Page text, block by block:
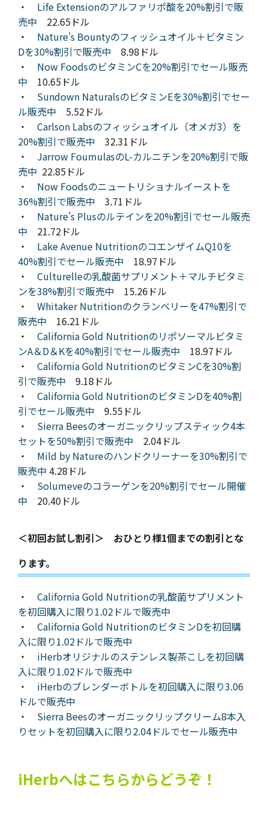
・ Life Extensionのアルファリポ酸を20%割引で販
売中 22.65ドル
・ Nature’s Bountyのフィッシュオイル＋ビタミン
Dを30%割引で販売中 8.98ドル
・ Now FoodsのビタミンCを20%割引でセール販売
中 10.65ドル
・ Sundown NaturalsのビタミンEを30%割引でセー
ル販売中 5.52ドル
・ Carlson Labsのフィッシュオイル（オメガ3）を
20%割引で販売中 32.31ドル
・ Jarrow FoumulasのL-カルニチンを20%割引で販
売中 22.85ドル
・ Now Foodsのニュートリショナルイーストを
36%割引で販売中 3.71ドル
・ Nature’s Plusのルテインを20%割引でセール販売
中 21.72ドル
・ Lake Avenue NutritionのコエンザイムQ10を
40%割引でセール販売中 18.97ドル
・ Culturelleの乳酸菌サプリメント＋マルチビタミ
ンを38%割引で販売中 15.26ドル
・ Whitaker Nutritionのクランベリーを47%割引で
販売中 16.21ドル
・ California Gold Nutritionのリポソーマルビタミ
ンA＆D＆Kを40%割引でセール販売中 18.97ドル
・ California Gold NutritionのビタミンCを30%割
引で販売中 9.18ドル
・ California Gold NutritionのビタミンDを40%割
引でセール販売中 9.55ドル
・ Sierra Beesのオーガニックリップスティック4本
セットを50%割引で販売中 2.04ドル
・ Mild by Natureのハンドクリーナーを30%割引で
販売中 4.28ドル
・ Solumeveのコラーゲンを20%割引でセール開催
中 20.40ドル
＜初回お試し割引＞ おひとり様1個までの割引とな
ります。
・ California Gold Nutritionの乳酸菌サプリメント
を初回購入に限り1.02ドルで販売中
・ California Gold NutritionのビタミンDを初回購
入に限り1.02ドルで販売中
・ iHerbオリジナルのステンレス製茶こしを初回購
入に限り1.02ドルで販売中
・ iHerbのブレンダーボトルを初回購入に限り3.06
ドルで販売中
・ Sierra Beesのオーガニックリップクリーム8本入
りセットを初回購入に限り2.04ドルでセール販売中
iHerbへはこちらからどうぞ！